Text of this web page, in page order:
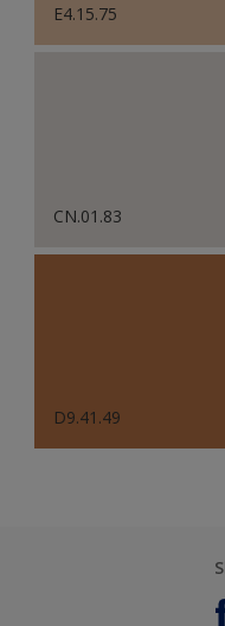
E4.15.75
CN.01.83
D9.41.49